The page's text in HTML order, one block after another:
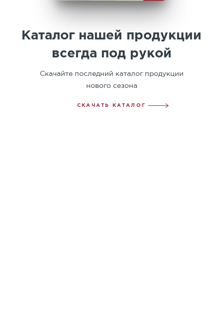
Каталог нашей продукции
всегда под рукой
Скачайте последний каталог продукции
нового сезона
СКАЧАТЬ КАТАЛОГ